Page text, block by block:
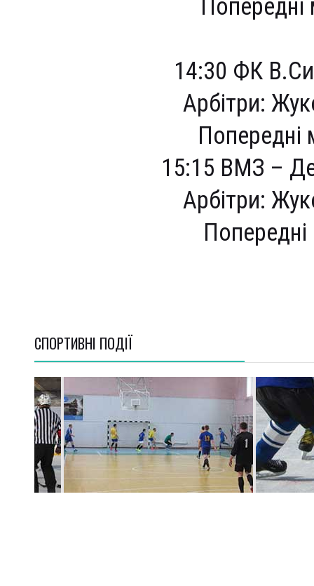
14:30 ФК
Арбітри:
Попередні
15:15 ВМЗ –
Арбітри:
СПОРТИВНI ПОДІЇ